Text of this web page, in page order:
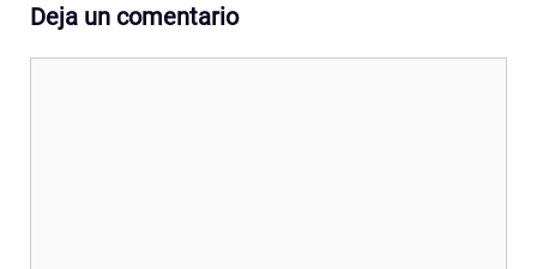
Deja un comentario